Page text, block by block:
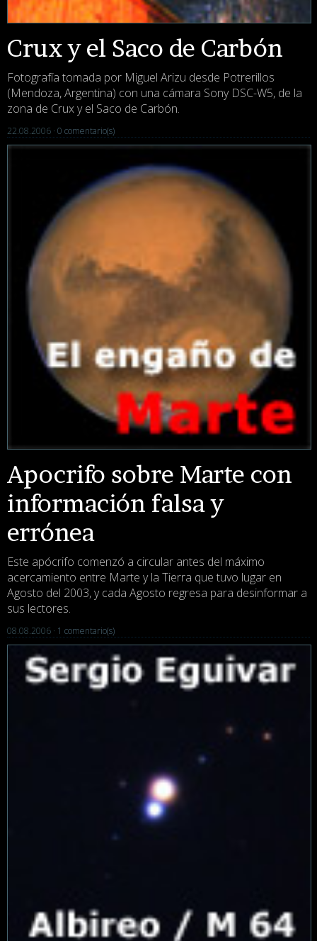
Crux y el Saco de Carbón
Fotografía tomada por Miguel Arizu desde Potrerillos
(Mendoza, Argentina) con una cámara Sony DSC-W5, de la
zona de Crux y el Saco de Carbón.
22.08.2006 · 0 comentario(s)
Apocrifo sobre Marte con
información falsa y
errónea
Este apócrifo comenzó a circular antes del máximo
acercamiento entre Marte y la Tierra que tuvo lugar en
Agosto del 2003, y cada Agosto regresa para desinformar a
sus lectores.
08.08.2006 · 1 comentario(s)